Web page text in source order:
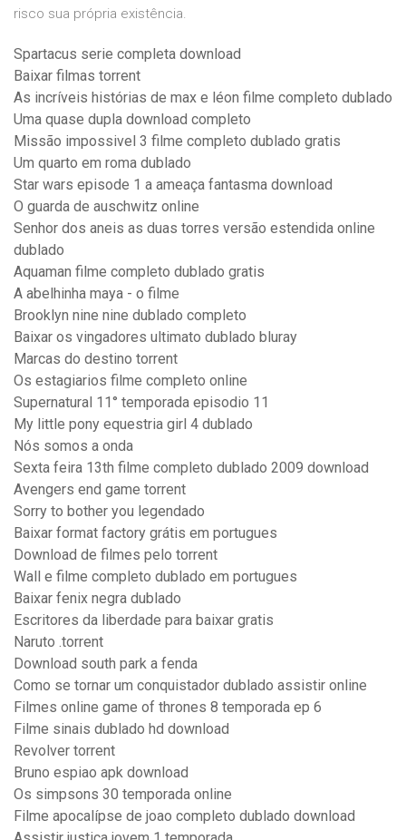
risco sua própria existência.
Spartacus serie completa download
Baixar filmas torrent
As incríveis histórias de max e léon filme completo dublado
Uma quase dupla download completo
Missão impossivel 3 filme completo dublado gratis
Um quarto em roma dublado
Star wars episode 1 a ameaça fantasma download
O guarda de auschwitz online
Senhor dos aneis as duas torres versão estendida online
dublado
Aquaman filme completo dublado gratis
A abelhinha maya - o filme
Brooklyn nine nine dublado completo
Baixar os vingadores ultimato dublado bluray
Marcas do destino torrent
Os estagiarios filme completo online
Supernatural 11° temporada episodio 11
My little pony equestria girl 4 dublado
Nós somos a onda
Sexta feira 13th filme completo dublado 2009 download
Avengers end game torrent
Sorry to bother you legendado
Baixar format factory grátis em portugues
Download de filmes pelo torrent
Wall e filme completo dublado em portugues
Baixar fenix negra dublado
Escritores da liberdade para baixar gratis
Naruto .torrent
Download south park a fenda
Como se tornar um conquistador dublado assistir online
Filmes online game of thrones 8 temporada ep 6
Filme sinais dublado hd download
Revolver torrent
Bruno espiao apk download
Os simpsons 30 temporada online
Filme apocalípse de joao completo dublado download